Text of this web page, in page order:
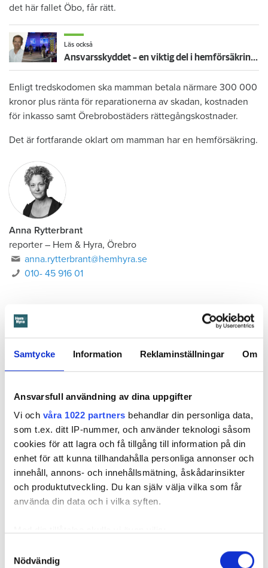
Samtycke Information Reklaminställningar Om
Ansvarsfull användning av dina uppgifter
Vi och våra 1022 partners behandlar din personliga data,
som t.ex. ditt IP-nummer, och använder teknologi såsom
cookies för att lagra och få tillgång till information på din
enhet för att kunna tillhandahålla personliga annonser och
innehåll, annons- och innehållsmätning, åskådarinsikter
och produktutveckling. Du kan själv välja vilka som får
använda din data och i vilka syften.
som kan ha en noggrannhet på upp till flera meter
Nödvändig
det här fallet Öbo, får rätt.
Läs också
Ansvarsskyddet – en viktig del i hemförsäkringen
Enligt tredskodomen ska mamman betala närmare 300 000
kronor plus ränta för reparationerna av skadan, kostnaden
för inkasso samt Örebrobostäders rättegångskostnader.
Det är fortfarande oklart om mamman har en hemförsäkring.
Anna Rytterbrant
reporter – Hem & Hyra, Örebro
anna.rytterbrant@hemhyra.se
010- 45 916 01
för att följa oss på
Facebook.
Läs också
600 kronor dyrare att bo efter vattenskada i Varberg
Ansvarsskyddet – en viktig del i hemförsäkringen
Kompisdealen blev verklighet – 40 år senare: "Flera fina fördelar med att dela bostad"
Larmade inte om spricka i
duschen – vräks efter 30 år
duschen som medförde en omfattande vattenskada. Nu